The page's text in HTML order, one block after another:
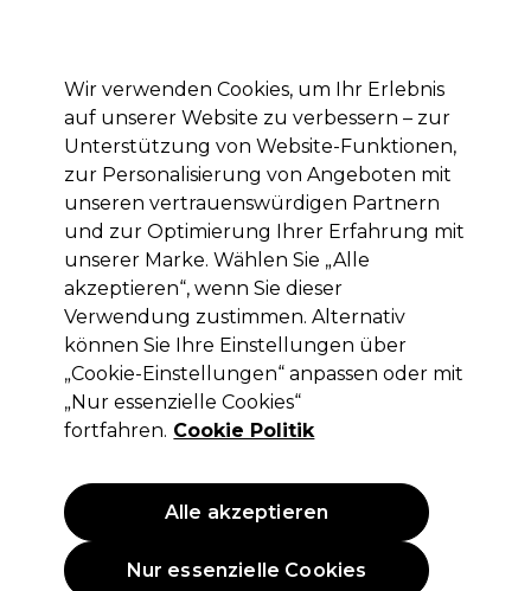
Anmelden
Marken Deals Haare Elektrogeräte Saloneinrichtung
Lieferung und Lieferzeiten
– mehr erfahren
Kosmetik
Im Kosmetik-Sale von Pro-Duo findest du hochwertige
Produkte zu unschlagbaren Preisen. Sichere dir Top-
Produkte mit Mengenrabatten oder erhalte Gratisprodukte
zu deinem Einkauf. Durchstöbere den Kosmetik-Ausverkauf
und bestelle Haar-, Nagel- und Kosmetikprodukte sowie
Elektrogeräte und weiteres Zubehör.
Wachs: Bis zu
-50 %
Mix & Match
Andreia
Wir verwenden Cookies, um Ihr Erlebnis
auf unserer Website zu verbessern – zur
Unterstützung von Website-Funktionen,
zur Personalisierung von Angeboten mit
unseren vertrauenswürdigen Partnern
und zur Optimierung Ihrer Erfahrung mit
unserer Marke. Wählen Sie „Alle
akzeptieren“, wenn Sie dieser
Verwendung zustimmen. Alternativ
können Sie Ihre Einstellungen über
„Cookie-Einstellungen“ anpassen oder mit
„Nur essenzielle Cookies“
fortfahren. Cookie Politik
Nur essenzielle Cookies
Alle akzeptieren